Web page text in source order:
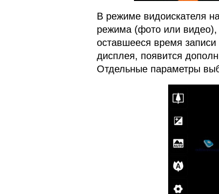
В режиме видоискателя
режима (фото или видео),
оставшееся время
дисплея, появится
Отдельные параметры